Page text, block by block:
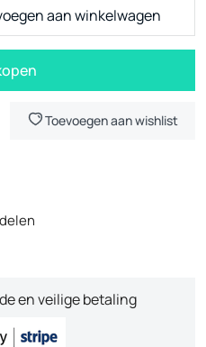
aan winkelwagen
Toevoegen aan wishlist
en veilige betaling